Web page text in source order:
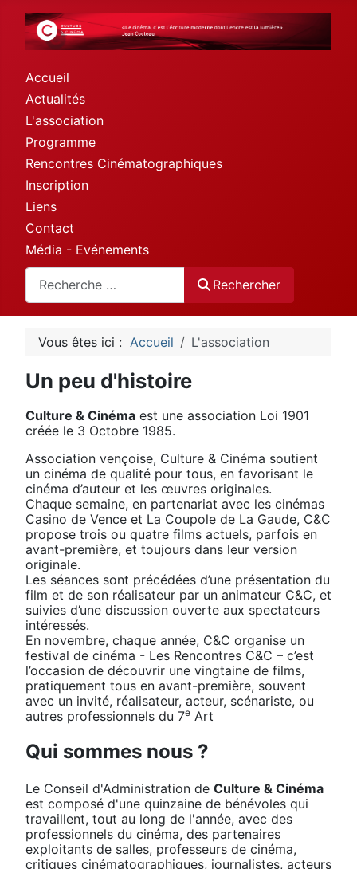
Accueil
Actualités
L'association
Programme
Rencontres Cinématographiques
Inscription
Liens
Contact
Média - Evénements
Rechercher
Rechercher
Vous êtes ici : Accueil L'association
Un peu d'histoire
Culture & Cinéma est une association Loi 1901
créée le 3 Octobre 1985.
Association vençoise, Culture & Cinéma soutient
un cinéma de qualité pour tous, en favorisant le
cinéma d’auteur et les œuvres originales.
Chaque semaine, en partenariat avec les cinémas
Casino de Vence et La Coupole de La Gaude, C&C
propose trois ou quatre films actuels, parfois en
avant-première, et toujours dans leur version
originale.
Les séances sont précédées d’une présentation du
film et de son réalisateur par un animateur C&C, et
suivies d’une discussion ouverte aux spectateurs
intéressés.
En novembre, chaque année, C&C organise un
festival de cinéma - Les Rencontres C&C – c’est
l’occasion de découvrir une vingtaine de films,
pratiquement tous en avant-première, souvent
avec un invité, réalisateur, acteur, scénariste, ou
autres professionnels du 7e Art
Qui sommes nous ?
Le Conseil d'Administration de Culture & Cinéma
est composé d'une quinzaine de bénévoles qui
travaillent, tout au long de l'année, avec des
professionnels du cinéma, des partenaires
exploitants de salles, professeurs de cinéma,
critiques cinématographiques, journalistes, acteurs